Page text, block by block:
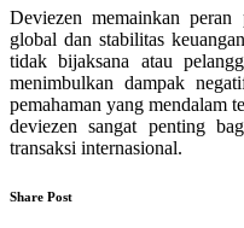
Deviezen memainkan
global dan stabilitas
tidak bijaksana atau
menimbulkan dampak
pemahaman yang mendalam
deviezen sangat penting
transaksi internasional.
Share Post